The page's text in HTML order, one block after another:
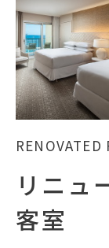
RENOVATED
リニュ
客室